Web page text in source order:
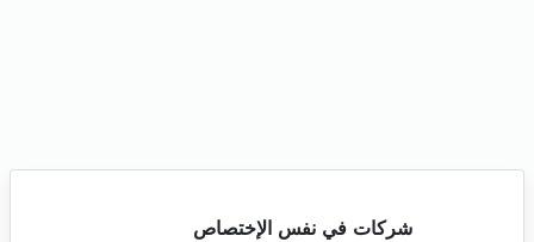
شركات في نفس الإختصاص